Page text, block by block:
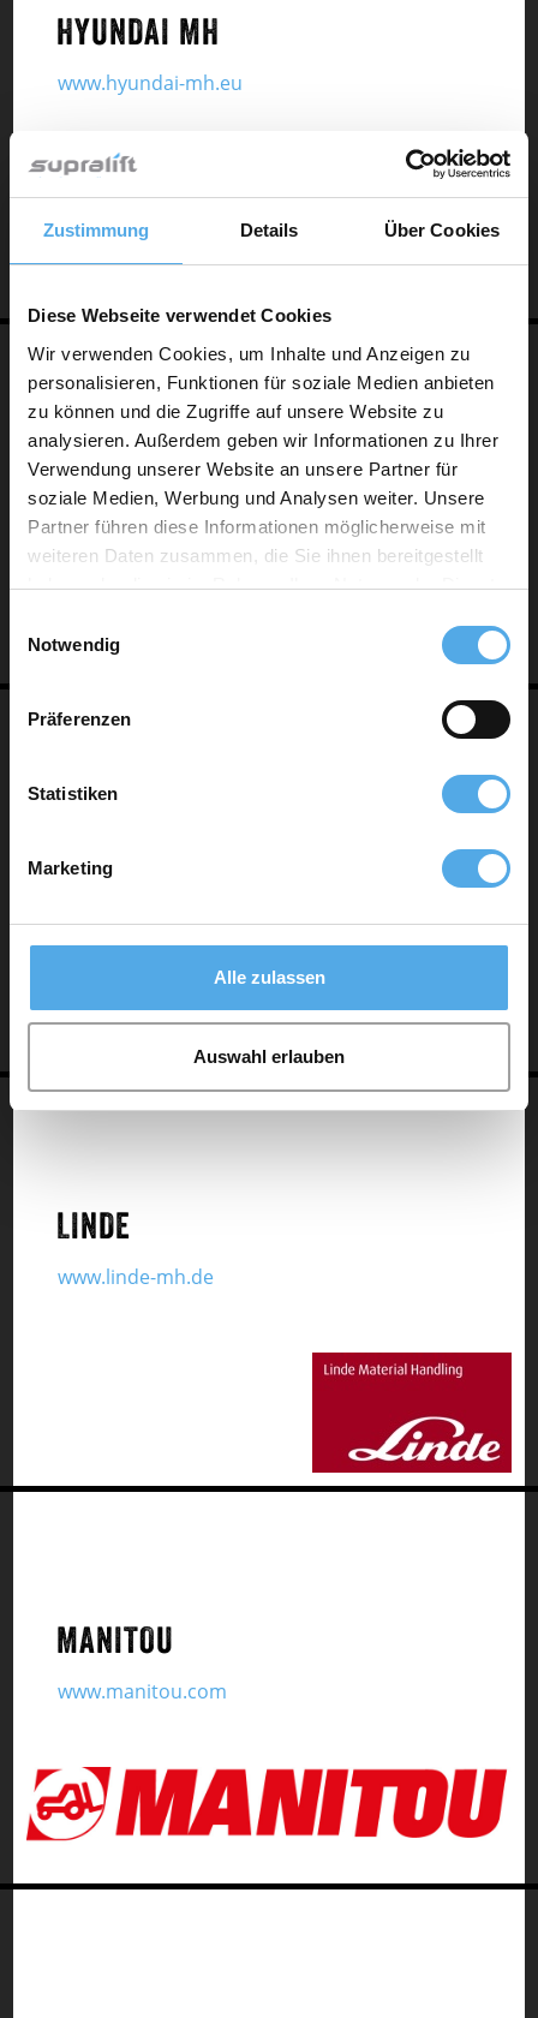
Zustimmung Details Über Cookies
Diese Webseite verwendet Cookies
Wir verwenden Cookies, um Inhalte und Anzeigen zu
personalisieren, Funktionen für soziale Medien anbieten
zu können und die Zugriffe auf unsere Website zu
analysieren. Außerdem geben wir Informationen zu Ihrer
Verwendung unserer Website an unsere Partner für
soziale Medien, Werbung und Analysen weiter. Unsere
Partner führen diese Informationen möglicherweise mit
weiteren Daten zusammen, die Sie ihnen bereitgestellt
haben oder die sie im Rahmen Ihrer Nutzung der Dienste
Notwendig
Präferenzen
Statistiken
Marketing
Alle zulassen
Auswahl erlauben
HYUNDAI MH
www.hyundai-mh.eu
JUNGHEINRICH
www.jungheinrich.de
LINDE
www.linde-mh.de
MANITOU
www.manitou.com